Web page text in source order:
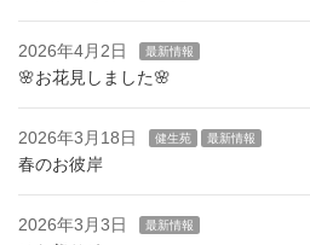
2026年4月2日 最新情報
🌸お花見しました🌸
2026年3月18日 健生苑 最新情報
春のお彼岸
2026年3月3日 最新情報